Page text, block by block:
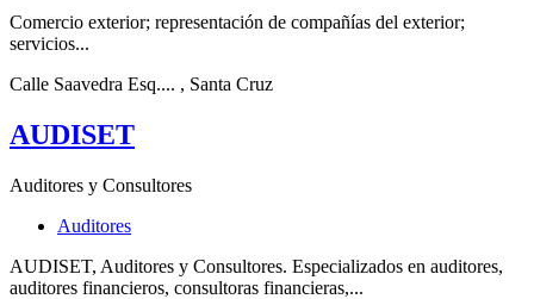
Comercio exterior; representación de compañías del exterior;
servicios...
Calle Saavedra Esq.... , Santa Cruz
AUDISET
Auditores y Consultores
Auditores
AUDISET, Auditores y Consultores. Especializados en auditores,
auditores financieros, consultoras financieras,...